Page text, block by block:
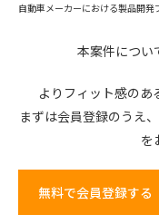
自動車メーカーにおける製品開発
本案件につい
よりフィット感のあ
まずは会員登録のうえ、
を
無料で会員登録する